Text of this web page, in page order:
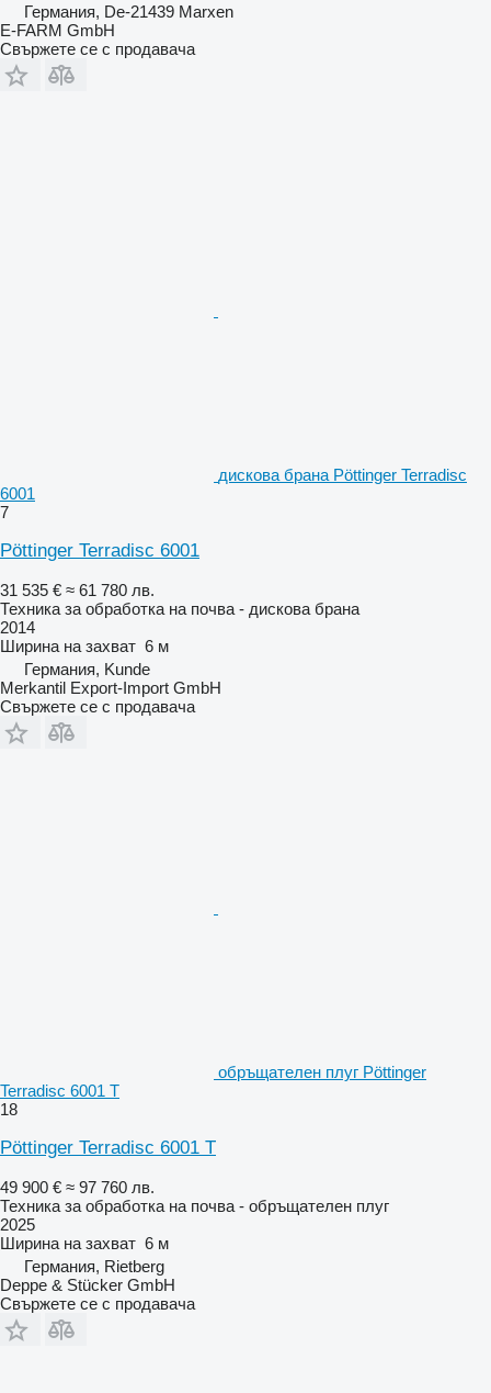
Германия, De-21439 Marxen
E-FARM GmbH
Свържете се с продавача
дискова брана Pöttinger Terradisc
6001
7
Pöttinger Terradisc 6001
31 535 € ≈ 61 780 лв.
Техника за обработка на почва - дискова брана
2014
Ширина на захват 6 м
Германия, Kunde
Merkantil Export-Import GmbH
Свържете се с продавача
обръщателен плуг Pöttinger
Terradisc 6001 T
18
Pöttinger Terradisc 6001 T
49 900 € ≈ 97 760 лв.
Техника за обработка на почва - обръщателен плуг
2025
Ширина на захват 6 м
Германия, Rietberg
Deppe & Stücker GmbH
Свържете се с продавача